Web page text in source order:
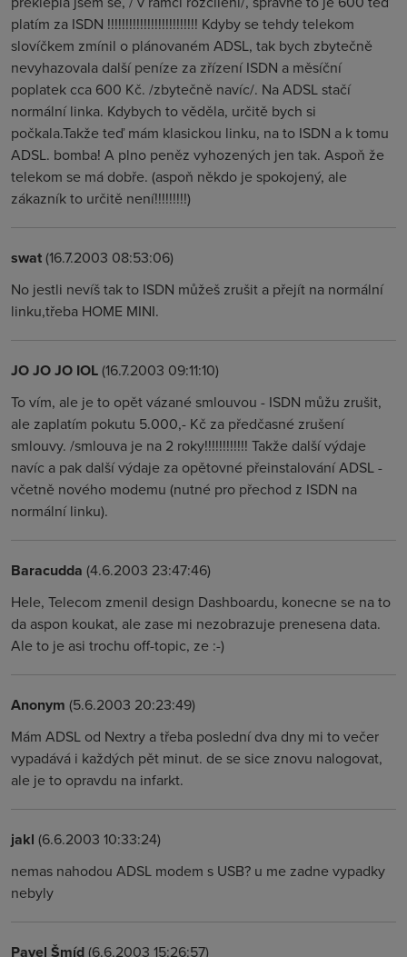
platím za ISDN !!!!!!!!!!!!!!!!!!!!!!!!! Kdyby se tehdy telekom
slovíčkem zmínil o plánovaném ADSL, tak bych zbytečně
nevyhazovala další peníze za zřízení ISDN a měsíční
poplatek cca 600 Kč. /zbytečně navíc/. Na ADSL stačí
normální linka. Kdybych to věděla, určitě bych si
počkala.Takže teď mám klasickou linku, na to ISDN a k tomu
ADSL. bomba! A plno peněz vyhozených jen tak. Aspoň že
telekom se má dobře. (aspoň někdo je spokojený, ale
zákazník to určitě není!!!!!!!!!)
swat(16.7.2003 08:53:06)
No jestli nevíš tak to ISDN můžeš zrušit a přejít na normální
linku,třeba HOME MINI.
JO JO JO IOL(16.7.2003 09:11:10)
To vím, ale je to opět vázané smlouvou - ISDN můžu zrušit,
ale zaplatím pokutu 5.000,- Kč za předčasné zrušení
smlouvy. /smlouva je na 2 roky!!!!!!!!!!!! Takže další výdaje
navíc a pak další výdaje za opětovné přeinstalování ADSL -
včetně nového modemu (nutné pro přechod z ISDN na
normální linku).
Baracudda (4.6.2003 23:47:46)
Hele, Telecom zmenil design Dashboardu, konecne se na to
da aspon koukat, ale zase mi nezobrazuje prenesena data.
Ale to je asi trochu off-topic, ze :-)
Anonym (5.6.2003 20:23:49)
Mám ADSL od Nextry a třeba poslední dva dny mi to večer
vypadává i každých pět minut. de se sice znovu nalogovat,
ale je to opravdu na infarkt.
jakl (6.6.2003 10:33:24)
nemas nahodou ADSL modem s USB? u me zadne vypadky
nebyly
Pavel Šmíd(6.6.2003 15:26:57)